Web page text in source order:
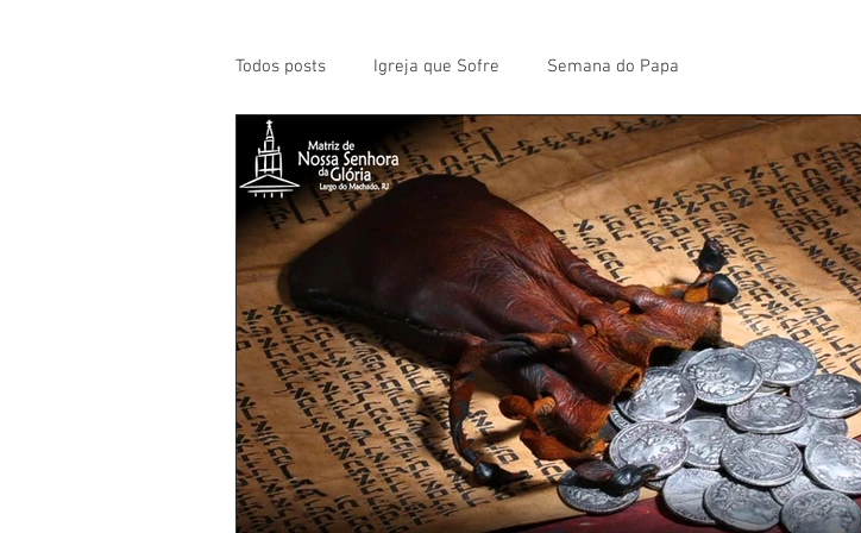
Todos posts Igreja que Sofre Semana do Papa
Mensagem da Semana Palavras do Padre Geovane
Santos da Semana Notícias Artigos Avisos da Paróquia
Párocos Pároco Atual Homilias Paróquia Padroeira
Evangelho Aconteceu Video do Papa Boletim